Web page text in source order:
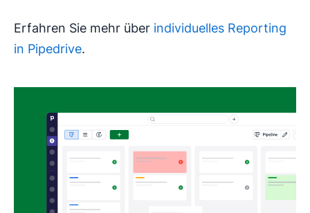
Erfahren Sie mehr über individuelles Reporting
in Pipedrive.